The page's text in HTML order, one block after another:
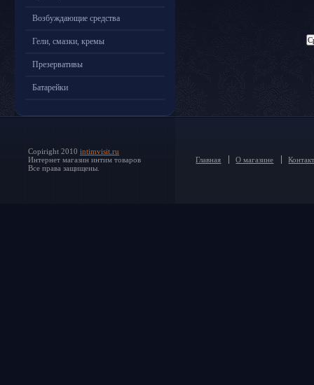
Возбуждающие средства
Гели, смазки, кремы
Презервативы
Батарейки
Copiright 2010 intimvisit.ru
Интернет магазин интим товаров
Все права защищены.
Главная О магазине